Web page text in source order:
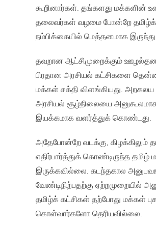
கூறினார்கள். தங்களது மக்களின்
தலைவர்கள் வழமை போன்றே தமிழ்க்
நம்பிக்கையில் மெத்தனமாக இருந்து
தவறான ஆட்சிமுறைக்கும்
பிரதான அரசியல் கட்சிகளை
மக்கள் சக்தி விளங்கியது. அறகலய
அரசியல் சூழ்நிலையை
இயக்கமாக வளர்த்துக் கொண்டது.
அதேபோன்றே வடக்கு, கிழக்கிலும்
எதிர்பார்த்துக் கொண்டிருந்த தமிழ்
இருக்கவில்லை. கடந்தகால
வேண்டிநிற்பதற்கு ஏற்றமுறையில்
தமிழ்க் கட்சிகள் தற்போது மக்கள்
கொள்வார்களோ தெரியவில்லை.